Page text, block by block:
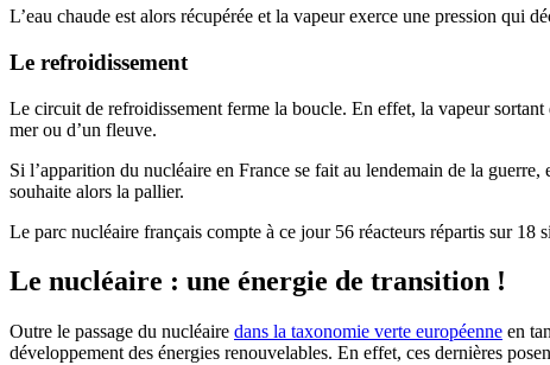
L’eau chaude est alors récupérée et la vapeur exerce une pression qui
Le refroidissement
Le circuit de refroidissement ferme la boucle. En effet, la vapeur
mer ou d’un fleuve.
Si l’apparition du nucléaire en France se fait au lendemain de la
souhaite alors la pallier.
Le parc nucléaire français compte à ce jour 56 réacteurs répartis sur 18
Le nucléaire : une énergie de transition !
Outre le passage du nucléaire dans la taxonomie verte européenne en
développement des énergies renouvelables. En effet, ces dernières